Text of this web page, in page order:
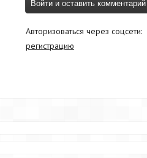
Авторизоваться через соцсети:
регистрацию